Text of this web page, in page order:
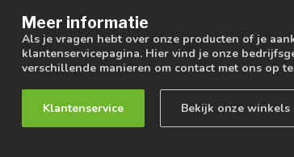
Meer informatie
Als je vragen hebt over onze producten of je
klantenservicepagina. Hier vind je onze
verschillende manieren om contact met ons op
Klantenservice Bekijk onze winkels